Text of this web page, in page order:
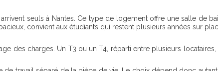
seuls à Nantes. Ce type de logement offre une salle de
convient aux étudiants qui restent plusieurs années sur
des charges. Un T3 ou un T4, réparti entre plusieurs